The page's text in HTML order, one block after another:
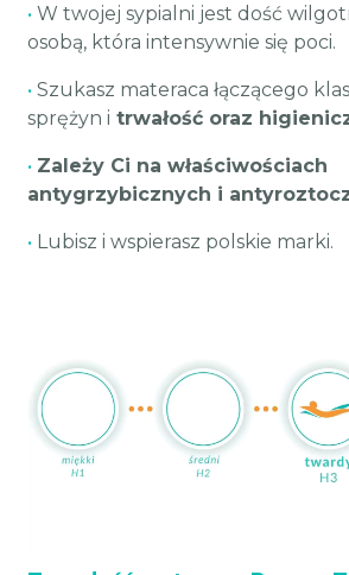
• W twojej sypialni jest dość
osobą, która intensywnie się poci.
• Szukasz materaca łączącego
sprężyn i trwałość oraz
• Zależy Ci na właściwościach
antygrzybicznych i
• Lubisz i wspierasz polskie marki.